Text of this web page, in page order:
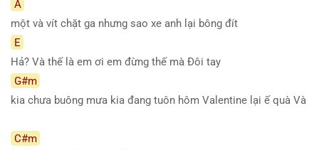
A
một và vít chặt ga nhưng sao xe anh lại bông đít
E
Hả? Và thế là em ơi em đừng thế mà Đôi tay
G#m
kia chưa buông mưa kia đang tuôn hôm Valentine lại ế quà Và
C#m